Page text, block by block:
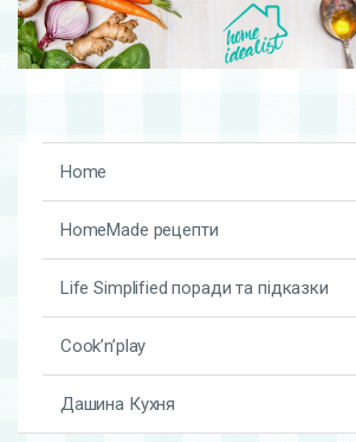
Skip to content
Home
HomeMade рецепти
Life Simplified поради та підказки
Cook’n’play
Дашина Кухня